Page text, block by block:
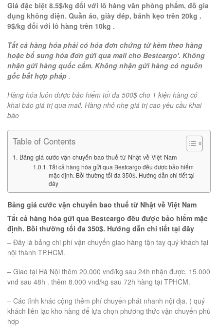
Giá đặc biệt 8.5$/kg đối với lô hàng văn phòng phẩm, đồ gia
dụng không điện. Quần áo, giày dép, bánh kẹo trên 20kg .
9$/kg đối với lô hàng trên 10kg .
Tất cả hàng hóa phải có hóa đơn chứng từ kèm theo hàng
hoặc bổ sung hóa đơn gửi qua mail cho Bestcargo′. Không
nhận gửi hàng quốc cấm. Không nhận gửi hàng có nguồn
gốc bất hợp pháp .
Hàng hóa luôn được bảo hiểm tối đa 500$ cho 1 kiện hàng có
khai báo giá trị qua mail. Hàng nhỏ nhẹ giá trị cao yêu cầu khai
báo
Table of Contents
Bảng giá cước vận chuyển bao thuế từ Nhật về Việt Nam
Tất cả hàng hóa gửi qua Bestcargo đều được bảo hiểm
mặc định. Bồi thường tối đa 350$. Hướng dẫn chi tiết tại
đây
Bảng giá cước vận chuyển bao thuế từ Nhật về Việt Nam
Tất cả hàng hóa gửi qua Bestcargo đều được bảo hiểm mặc
định. Bồi thường tối đa 350$. Hướng dẫn chi tiết tại đây
– Đây là bảng chi phí vận chuyển giao hàng tận tay quý khách tại
nội thành TP.HCM.
– Giao tại Hà Nội thêm 20.000 vnđ/kg sau 24h nhận được. 15.000
vnđ sau 48h . thêm 8.000 vnđ/kg sau 72h hàng tại TPHCM.
– Các tỉnh khác cộng thêm phí chuyển phát nhanh nội địa. ( quý
khách liên lạc kho hàng để lựa chọn phương thức vận chuyển phù
hợp